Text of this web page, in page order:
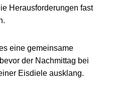
Herausforderungen fast
eine gemeinsame
der Nachmittag bei
Eisdiele ausklang.